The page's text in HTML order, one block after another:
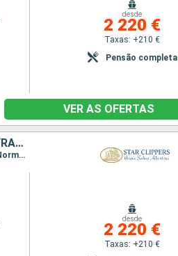
desde
2 220 €
Taxas: +210 €
Pensão completa
VER AS OFERTAS
SÃO MARTINHO, ANGUILHAS, JOST VAN DYKE, TORTOLA, CANAL SIR FRANCIS DRAKE, NORMAN ISLAND, VIRGIN GORDA, ANTÍGUA E BARBUDA, FRANÇA
Itinerário : Philippsburg, Road Bay, Jost Van Dyke, Sopers Hole, Canal de St. Francis Drake, Norman Island, Spanish Town, Ilhas Virgens, South Friar s (praia), Basseterre (St Kitts), Gustavia, Philippsburg
desde
2 220 €
Taxas: +210 €